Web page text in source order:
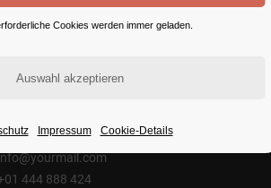
444 888 424
Cookies werden immer geladen.
Impressum Cookie-Details